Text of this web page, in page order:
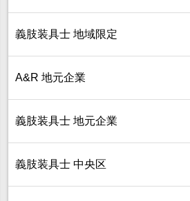
義肢装具士 地域限定
A&R 地元企業
義肢装具士 地元企業
義肢装具士 中央区